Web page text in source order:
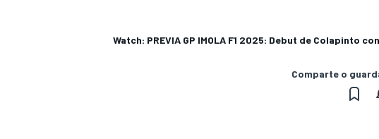
Watch: PREVIA GP IMOLA F1 2025: Debut de Colapinto
Comparte o